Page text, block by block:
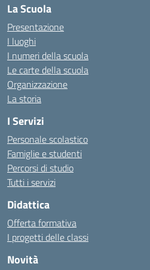
La Scuola
Presentazione
I luoghi
I numeri della scuola
Le carte della scuola
Organizzazione
La storia
I Servizi
Personale scolastico
Famiglie e studenti
Percorsi di studio
Tutti i servizi
Didattica
Offerta formativa
I progetti delle classi
Novità